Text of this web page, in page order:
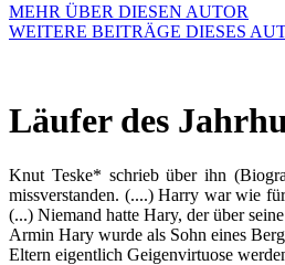
MEHR ÜBER DIESEN AUTOR
WEITERE BEITRÄGE DIESES
Läufer des
Knut Teske* schrieb über ihn
missverstanden. (....) Harry war wie
(...) Niemand hatte Hary, der über
Armin Hary wurde als Sohn eines
Eltern eigentlich Geigenvirtuose